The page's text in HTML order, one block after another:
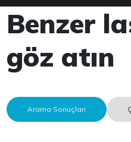
Benzer
göz atın
Arama Sonuçları